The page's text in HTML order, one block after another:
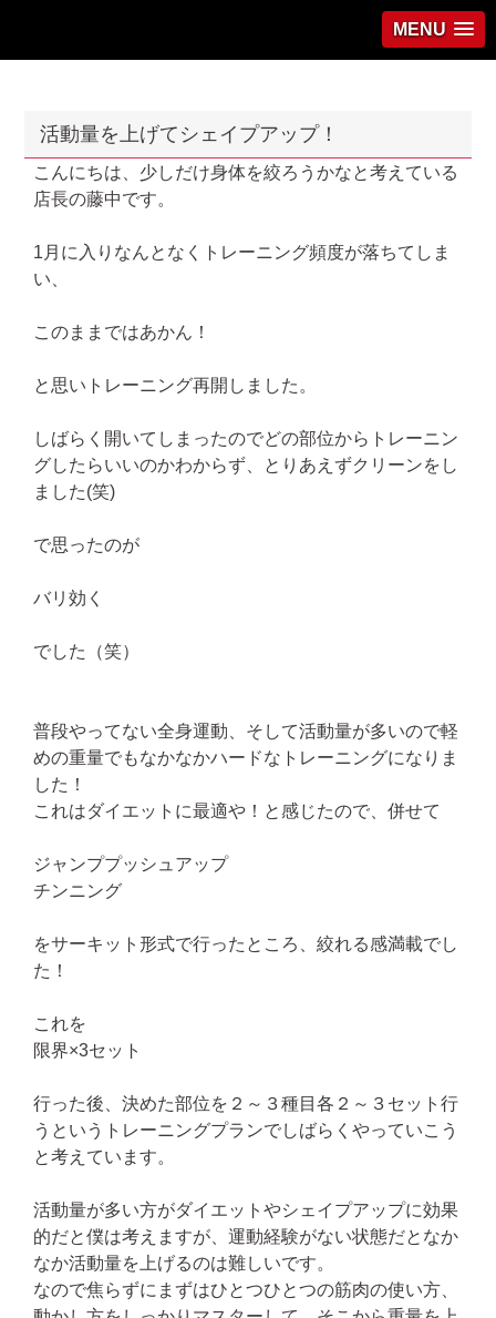
MENU
活動量を上げてシェイプアップ！
こんにちは、少しだけ身体を絞ろうかなと考えている
店長の藤中です。
1月に入りなんとなくトレーニング頻度が落ちてしま
い、
このままではあかん！
と思いトレーニング再開しました。
しばらく開いてしまったのでどの部位からトレーニン
グしたらいいのかわからず、とりあえずクリーンをし
ました(笑)
で思ったのが
バリ効く
でした（笑）
普段やってない全身運動、そして活動量が多いので軽
めの重量でもなかなかハードなトレーニングになりま
した！
これはダイエットに最適や！と感じたので、併せて
ジャンププッシュアップ
チンニング
をサーキット形式で行ったところ、絞れる感満載でし
た！
これを
限界×3セット
行った後、決めた部位を２～３種目各２～３セット行
うというトレーニングプランでしばらくやっていこう
と考えています。
活動量が多い方がダイエットやシェイプアップに効果
的だと僕は考えますが、運動経験がない状態だとなか
なか活動量を上げるのは難しいです。
なので焦らずにまずはひとつひとつの筋肉の使い方、